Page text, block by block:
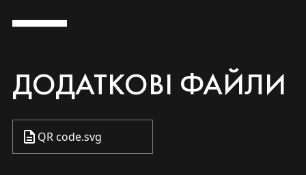
ДОДАТКОВІ ФАЙЛИ
QR code.svg